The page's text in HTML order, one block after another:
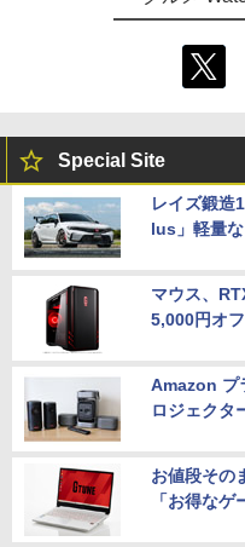
Special Site
レイズ鍛造
lus」軽量
マウス、
5,000円オ
Amazon プ
ロジェクタ
お値段その
「お得なゲ